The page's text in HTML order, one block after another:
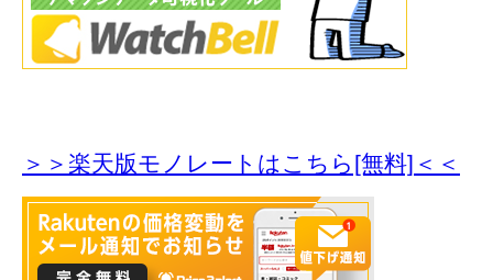
＞＞楽天版モノレートはこちら[無料]＜＜